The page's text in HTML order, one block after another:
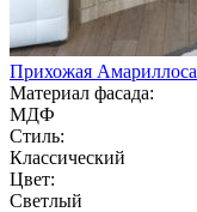
Прихожая Амариллоса
Материал фасада:
МДФ
Стиль:
Классический
Цвет:
Светлый